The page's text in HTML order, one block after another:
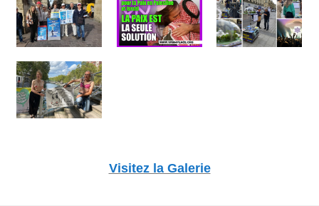
Visitez la Galerie